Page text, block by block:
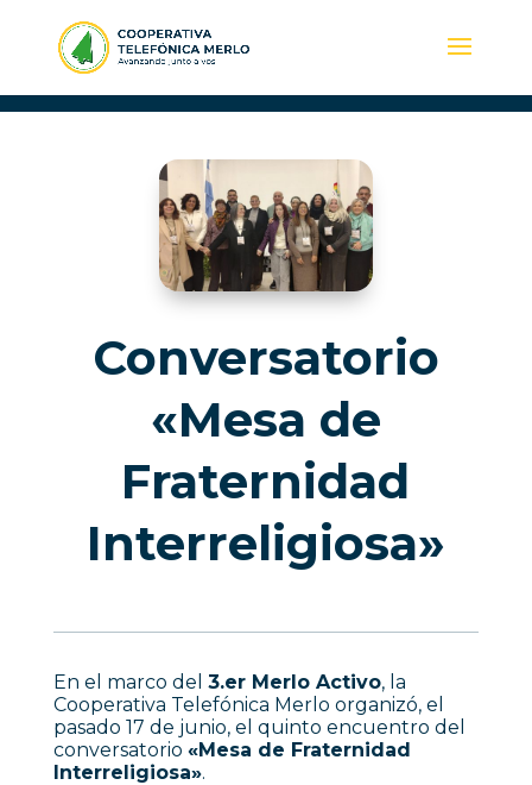
Conversatorio
«Mesa de
Fraternidad
Interreligiosa»
En el marco del 3.er Merlo Activo, la
Cooperativa Telefónica Merlo organizó, el
pasado 17 de junio, el quinto encuentro del
conversatorio «Mesa de Fraternidad
Interreligiosa».